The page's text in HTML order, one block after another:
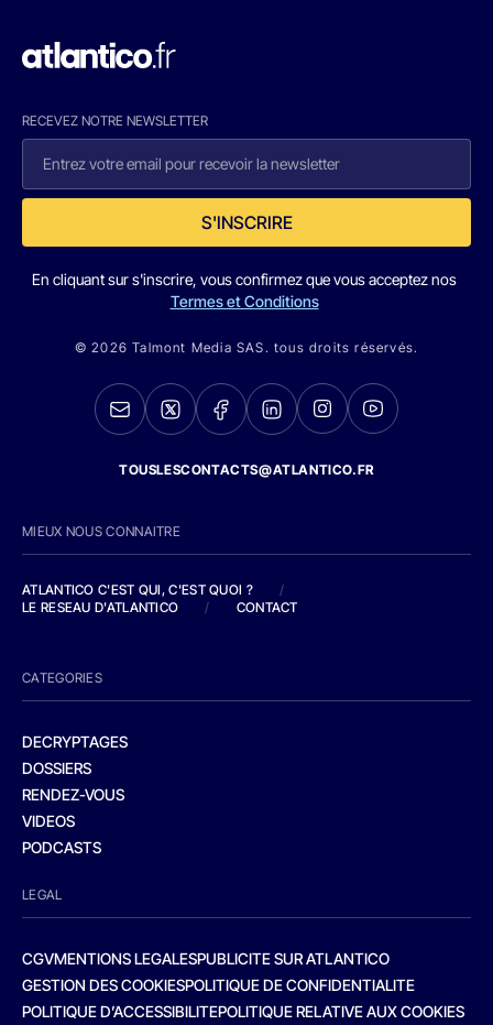
RECEVEZ NOTRE NEWSLETTER
S'INSCRIRE
En cliquant sur s'inscrire, vous confirmez que vous acceptez nos
Termes et Conditions
© 2026 Talmont Media SAS. tous droits réservés.
TOUSLESCONTACTS@ATLANTICO.FR
MIEUX NOUS CONNAITRE
ATLANTICO C'EST QUI, C'EST QUOI ?
/
LE RESEAU D'ATLANTICO
/ CONTACT
CATEGORIES
DECRYPTAGES
DOSSIERS
RENDEZ-VOUS
VIDEOS
PODCASTS
LEGAL
CGVMENTIONS LEGALESPUBLICITE SUR ATLANTICO
GESTION DES COOKIESPOLITIQUE DE CONFIDENTIALITE
POLITIQUE D’ACCESSIBILITEPOLITIQUE RELATIVE AUX COOKIES